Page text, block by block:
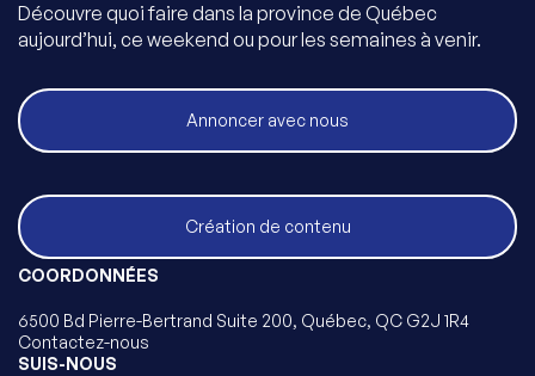
Découvre quoi faire dans la province de Québec
aujourd’hui, ce weekend ou pour les semaines à venir.
Annoncer avec nous
Création de contenu
COORDONNÉES
6500 Bd Pierre-Bertrand Suite 200, Québec, QC G2J 1R4
Contactez-nous
SUIS-NOUS